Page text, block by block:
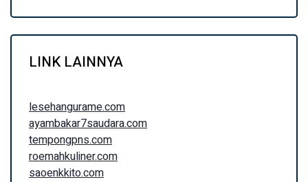
LINK LAINNYA
lesehangurame.com
ayambakar7saudara.com
tempongpns.com
roemahkuliner.com
saoenkkito.com